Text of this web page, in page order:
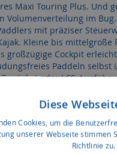
Maxi Touring Plus.
im
mit präziser
Kleine bis
großzügige Cockpit
Paddeln
In der LCS-
Diese
Cookies, um die
unserer Webseite stimmen
Richtlinie